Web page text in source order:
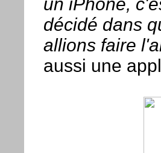
décidé dans
allions faire
aussi une